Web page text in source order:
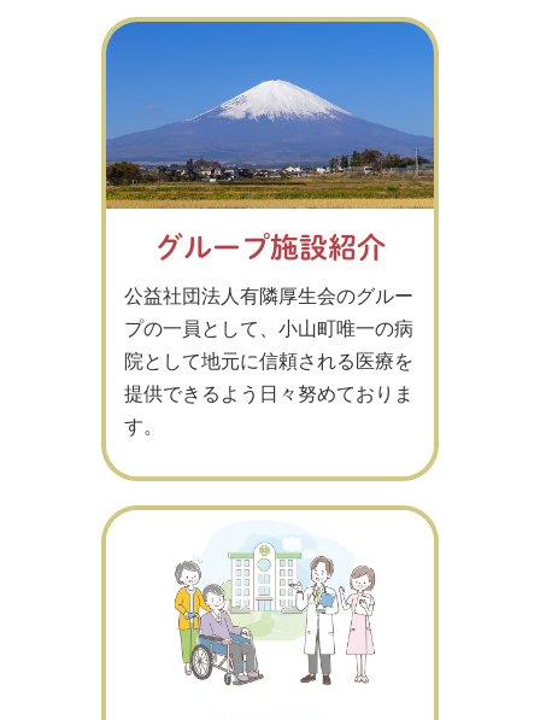
グループ施設紹介
公益社団法人有隣厚生会のグルー
プの一員として、小山町唯一の病
院として地元に信頼される医療を
提供できるよう日々努めておりま
す。